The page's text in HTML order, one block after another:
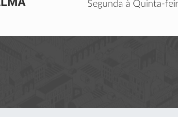
Segunda à Quinta-